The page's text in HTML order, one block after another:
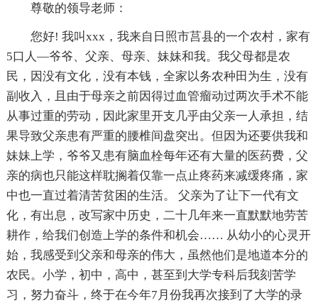
尊敬的领导老师：
您好! 我叫xxx，我来自日照市莒县的一个农村，家有
5口人—爷爷、父亲、母亲、妹妹和我。我父母都是农
民，因没有文化，没有本钱，全家以务农种田为生，没有
副收入，且由于母亲之前因得过血管瘤动过两次手术不能
从事过重的劳动，因此家里开支几乎由父亲一人承担，结
果导致父亲患有严重的腰椎间盘突出。但因为还要供我和
妹妹上学，爷爷又患有脑血栓每年还有大量的医药费，父
亲的病也只能这样耽搁着仅靠一点止疼药来减缓疼痛，家
中也一直过着清苦贫困的生活。 父亲为了让下一代有文
化，有出息，改写家中历史，二十几年来一直默默地劳苦
耕作，给我们创造上学的条件和机会…… 从幼小的心灵开
始，我感受到父亲和母亲的伟大，虽然他们是地道本分的
农民。小学，初中，高中，甚至到大学专科后我刻苦学
习，努力奋斗，终于在今年7月份我再次接到了大学的录